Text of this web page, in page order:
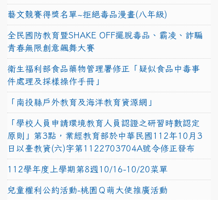
藝文競賽得獎名單~拒絕毒品漫畫(八年級)
全民國防教育暨SHAKE OFF擺脫毒品、霸凌、詐騙
青春無限創意飆舞大賽
衛生福利部食品藥物管理署修正「疑似食品中毒事
件處理及採樣操作手冊」
「南投縣戶外教育及海洋教育資源網」
「學校人員申請環境教育人員認證之研習時數認定
原則」第3點，業經教育部於中華民國112年10月3
日以臺教資(六)字第1122703704A號令修正發布
112學年度上學期第8週10/16-10/20菜單
兒童權利公約活動-桃園Ｑ萌大使推廣活動